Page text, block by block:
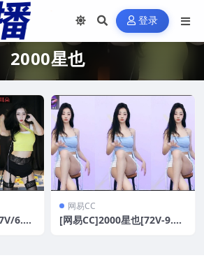
登录
2000星也
6.9
网易CC
[网易CC]2000星也[72V-9.6